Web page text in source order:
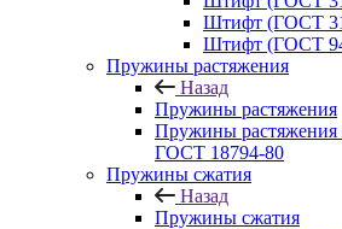
Штифт (ГОСТ
Штифт (ГОСТ
Пружины растяжения
Назад
Пружины растяжения
Пружины
ГОСТ 18794‑80
Пружины сжатия
Назад
Пружины сжатия